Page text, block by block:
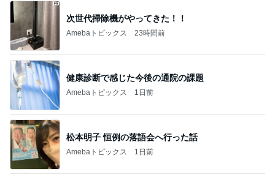
次世代掃除機がやってきた！！
Amebaトピックス 23時間前
健康診断で感じた今後の通院の課題
Amebaトピックス 1日前
松本明子 恒例の落語会へ行った話
Amebaトピックス 1日前